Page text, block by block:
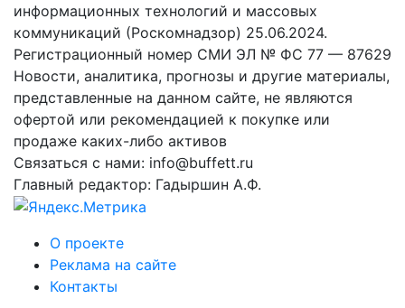
информационных технологий и массовых
коммуникаций (Роскомнадзор) 25.06.2024.
Регистрационный номер СМИ ЭЛ № ФС 77 — 87629
Новости, аналитика, прогнозы и другие материалы,
представленные на данном сайте, не являются
офертой или рекомендацией к покупке или
продаже каких-либо активов
Связаться с нами: info@buffett.ru
Главный редактор: Гадыршин А.Ф.
О проекте
Реклама на сайте
Контакты